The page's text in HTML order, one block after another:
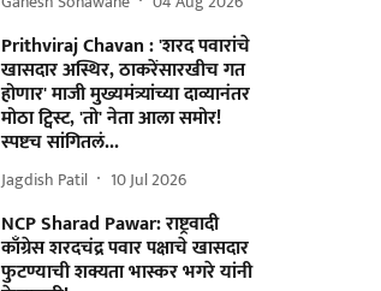
Prithviraj Chavan : 'शरद पवारांचे
खासदार अस्थिर, ठाकरेंसारखीच गत
होणार' माजी मुख्यमंत्र्यांच्या दाव्यानंतर
मोठा ट्विस्ट, 'तो' नेता आला समोर!
स्पष्टच सांगितलं...
Jagdish Patil 10 Jul 2026
NCP Sharad Pawar: राष्ट्रवादी
काँग्रेस शरदचंद्र पवार पक्षाचे खासदार
फुटण्याची शक्यता भास्कर भगरे यांनी